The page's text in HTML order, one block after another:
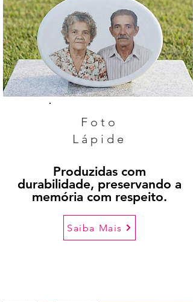
Foto
Lápide
Produzidas com
durabilidade, preservando a
memória com respeito.
Saiba Mais